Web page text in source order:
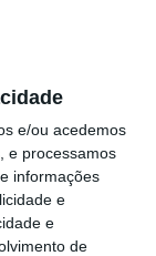
e/ou acedemos
e processamos
informações
e
e
de